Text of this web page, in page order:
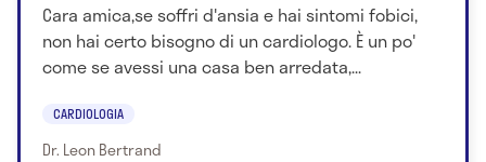
Cara amica,se soffri d'ansia e hai sintomi fobici,
non hai certo bisogno di un cardiologo. È un po'
come se avessi una casa ben arredata,...
CARDIOLOGIA
Dr. Leon Bertrand